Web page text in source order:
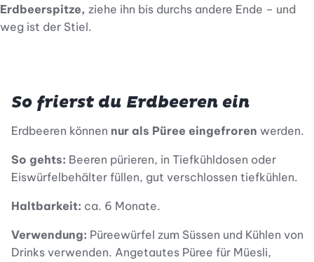
Erdbeerspitze, ziehe ihn bis durchs andere Ende – und
weg ist der Stiel.
So frierst du Erdbeeren ein
Erdbeeren können nur als Püree eingefroren werden.
So gehts: Beeren pürieren, in Tiefkühldosen oder
Eiswürfelbehälter füllen, gut verschlossen tiefkühlen.
Haltbarkeit: ca. 6 Monate.
Verwendung: Püreewürfel zum Süssen und Kühlen von
Drinks verwenden. Angetautes Püree für Müesli,